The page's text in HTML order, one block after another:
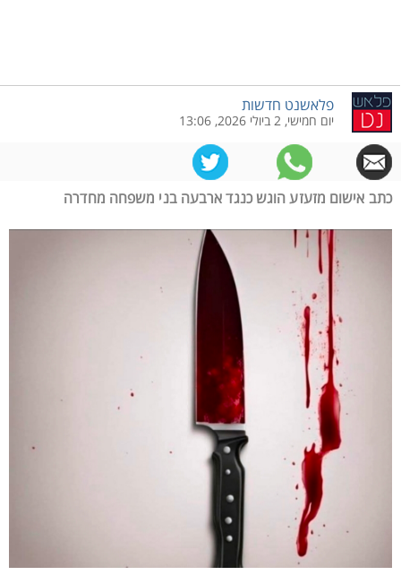
פלאשנט חדשות
יום חמישי, 2 ביולי 2026, 13:06
כתב אישום מזעזע הוגש כנגד ארבעה בני משפחה מחדרה